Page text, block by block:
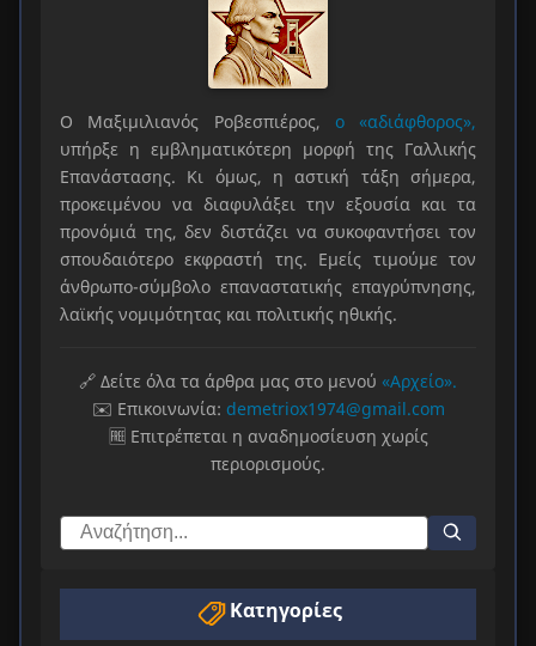
Ο Μαξιμιλιανός Ροβεσπιέρος, ο «αδιάφθορος»,
υπήρξε η εμβληματικότερη μορφή της Γαλλικής
Επανάστασης. Κι όμως, η αστική τάξη σήμερα,
προκειμένου να διαφυλάξει την εξουσία και τα
προνόμιά της, δεν διστάζει να συκοφαντήσει τον
σπουδαιότερο εκφραστή της. Εμείς τιμούμε τον
άνθρωπο-σύμβολο επαναστατικής επαγρύπνησης,
λαϊκής νομιμότητας και πολιτικής ηθικής.
🔗 Δείτε όλα τα άρθρα μας στο μενού «Αρχείο».
✉️ Επικοινωνία: demetriox1974@gmail.com
🆓 Επιτρέπεται η αναδημοσίευση χωρίς
περιορισμούς.
Κατηγορίες